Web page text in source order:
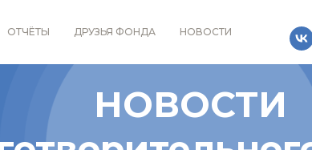
ОТЧЁТЫ ДРУЗЬЯ ФОНДА НОВОСТИ
НОВОСТИ